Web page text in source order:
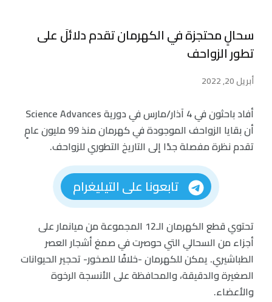
سحالٍ محتجزة في الكهرمان تقدم دلائلَ على
تطور الزواحف
أبريل 20, 2022
أفاد باحثون في 4 آذار/مارس في دورية Science Advances
أن بقايا الزواحف الموجودة في كهرمان منذ 99 مليون عامٍ
تقدم نظرة مفصلة جدًا إلى التاريخ التطوري للزواحف.
تابعونا على التيليغرام
تحتوي قطع الكهرمان الـ12 المجموعة من ميانمار على
أجزاء من السحالي التي حوصرت في صمغ أشجار العصر
الطباشيري. يمكن للكهرمان -خلافًا للصخور- تحجير الحيوانات
الصغيرة والدقيقة، والمحافظة على الأنسجة الرخوة
والأعضاء.